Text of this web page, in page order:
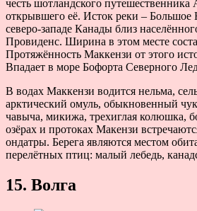
честь шотландского путешественника
открывшего её. Исток реки – Большое
северо-западе Канады близ
Провиденс. Ширина в этом месте
Протяжённость Маккензи от этого
Впадает в море Бофорта Северного
В водах Маккензи водится нельма,
арктический омуль, обыкновенный
чавыча, микижа, трехиглая колюшка,
озёрах и протоках Макензи
ондатры. Берега являются местом
перелётных птиц: малый лебедь,
15. Волга